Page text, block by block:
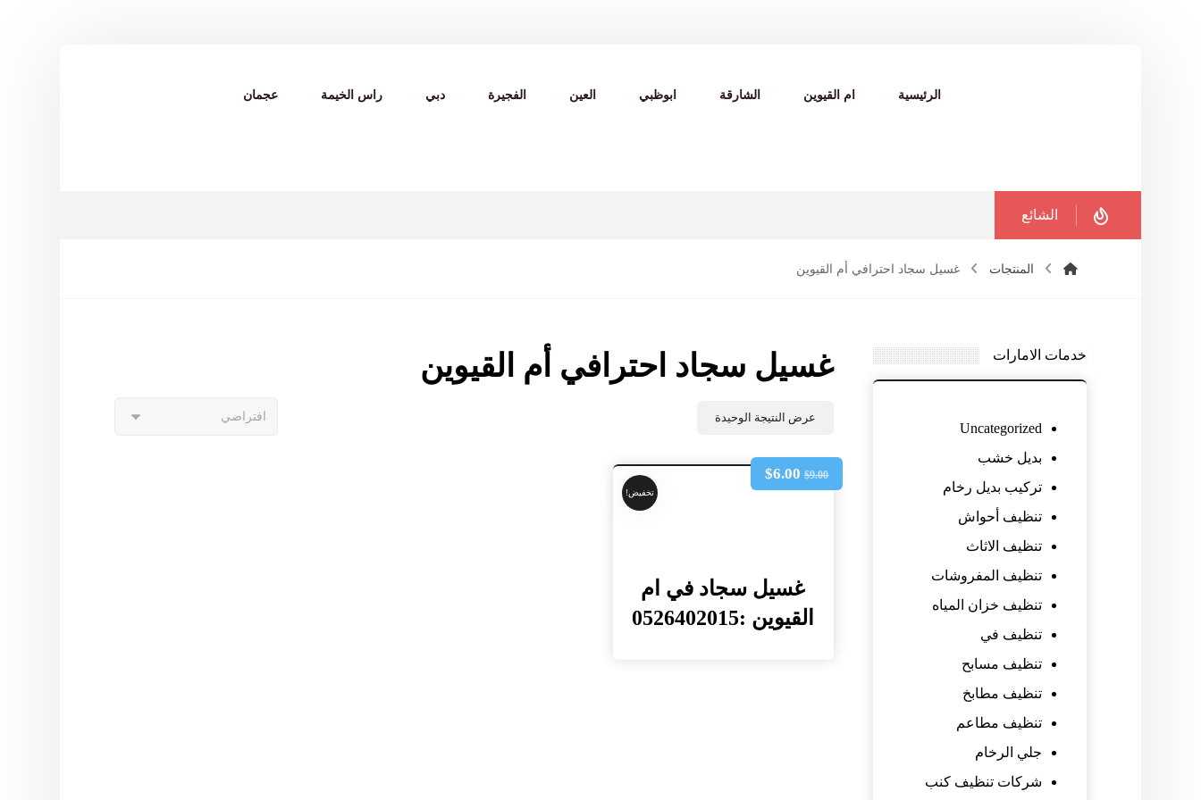
الرئيسية ام القيوين الشارقة ابوظبي العين الفجيرة دبي راس الخيمة عجمان
الشائع
المنتجات غسيل سجاد احترافي أم القيوين
غسيل سجاد احترافي أم القيوين
عرض النتيجة الوحيدة
تخفيض!
غسيل سجاد في ام
القيوين :0526402015
$9.00
$6.00
خدمات الامارات
Uncategorized
بديل خشب
تركيب بديل رخام
تنظيف أحواش
تنظيف الاثاث
تنظيف المفروشات
تنظيف خزان المياه
تنظيف في
تنظيف مسابح
تنظيف مطابخ
تنظيف مطاعم
جلي الرخام
شركات تنظيف كنب